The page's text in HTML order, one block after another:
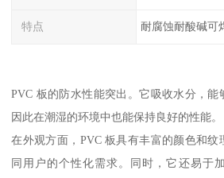
特点 耐腐蚀耐酸碱可
PVC 板的防水性能突出。它吸收水分，能
因此在潮湿的环境中也能保持良好的性能。
在外观方面，PVC 板具有丰富的颜色和
同用户的个性化需求。同时，它还易于